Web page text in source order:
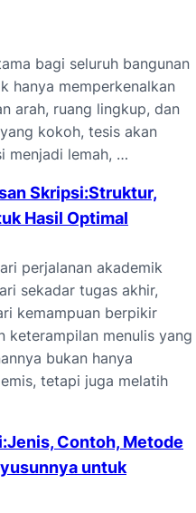
bagi seluruh bangunan
hanya memperkenalkan
arah, ruang lingkup, dan
kokoh, tesis akan
menjadi lemah, …
Skripsi:Struktur,
Hasil Optimal
perjalanan akademik
sekadar tugas akhir,
kemampuan berpikir
keterampilan menulis yang
bukan hanya
tetapi juga melatih
Contoh, Metode
untuk